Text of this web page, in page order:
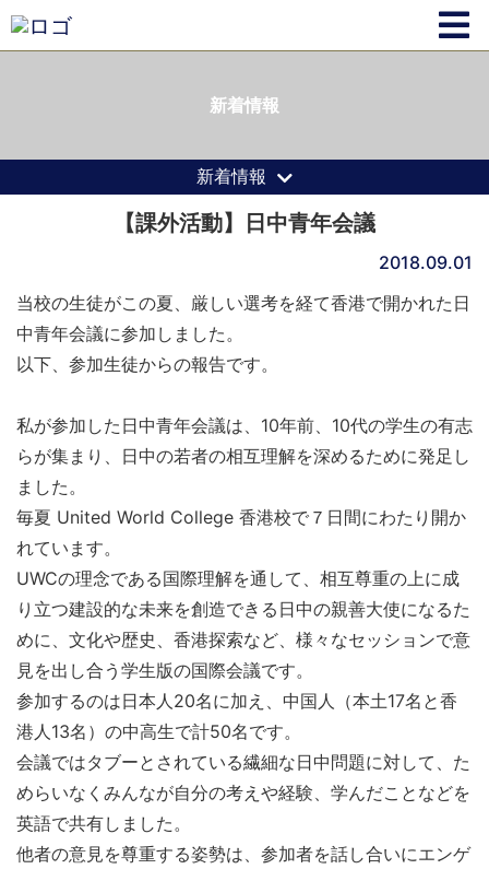
新着情報
新着情報
【課外活動】日中青年会議
2018.09.01
当校の生徒がこの夏、厳しい選考を経て香港で開かれた日
中青年会議に参加しました。
以下、参加生徒からの報告です。
私が参加した日中青年会議は、10年前、10代の学生の有志
らが集まり、日中の若者の相互理解を深めるために発足し
ました。
毎夏 United World College 香港校で７日間にわたり開か
れています。
UWCの理念である国際理解を通して、相互尊重の上に成
り立つ建設的な未来を創造できる日中の親善大使になるた
めに、文化や歴史、香港探索など、様々なセッションで意
見を出し合う学生版の国際会議です。
参加するのは日本人20名に加え、中国人（本土17名と香
港人13名）の中高生で計50名です。
会議ではタブーとされている繊細な日中問題に対して、た
めらいなくみんなが自分の考えや経験、学んだことなどを
英語で共有しました。
他者の意見を尊重する姿勢は、参加者を話し合いにエンゲ